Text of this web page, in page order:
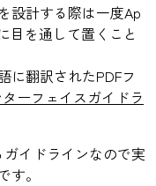
設計する際は一度Ap
に目を通して置くこと
に翻訳されたPDFフ
ターフェイスガイドラ
イドラインなので実
。